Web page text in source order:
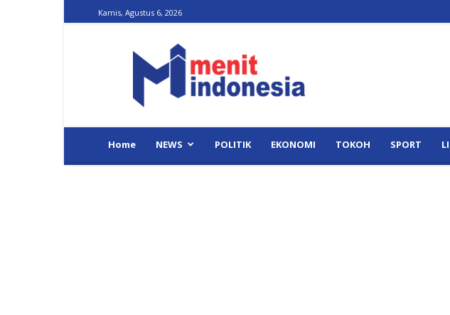
Kamis, Agustus 6, 2026
Indonesia
Home NEWS POLITIK EKONOMI TOKOH SPORT